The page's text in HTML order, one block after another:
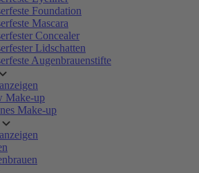
Foundation
Mascara
Concealer
Lidschatten
Augenbrauenstifte
Make-up
Make-up